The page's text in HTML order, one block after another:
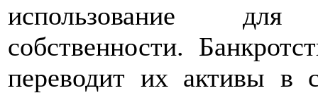
использование для
собственности.
переводит их активы в